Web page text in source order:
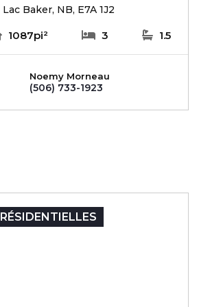
Lac Baker, NB, E7A 1J2
1087pi² 3 1.5
Noemy Morneau
(506) 733-1923
RÉSIDENTIELLES